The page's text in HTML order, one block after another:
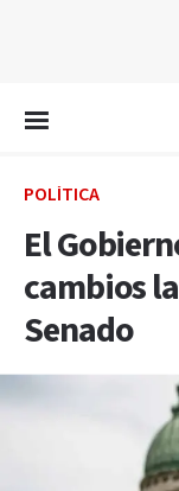
POLÍTICA
El
cambios
Senado